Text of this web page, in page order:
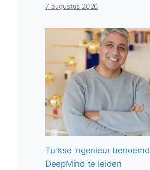
7 augustus 2026
Turkse ingenieur
DeepMind te leiden